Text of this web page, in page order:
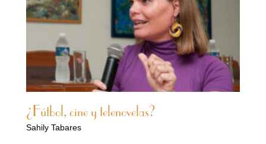
¿Fútbol, cine y telenovelas?
Sahily Tabares